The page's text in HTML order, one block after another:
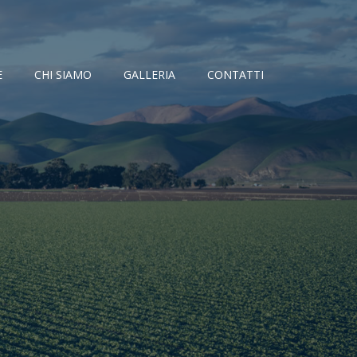
CHI SIAMO GALLERIA CONTATTI